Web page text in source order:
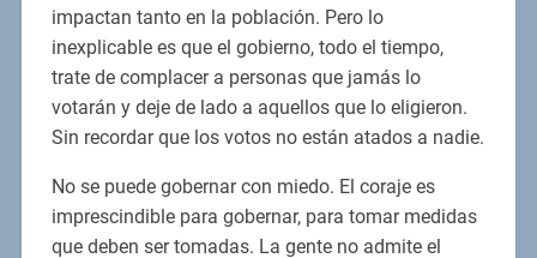
impactan tanto en la población. Pero lo
inexplicable es que el gobierno, todo el tiempo,
trate de complacer a personas que jamás lo
votarán y deje de lado a aquellos que lo eligieron.
Sin recordar que los votos no están atados a nadie.
No se puede gobernar con miedo. El coraje es
imprescindible para gobernar, para tomar medidas
que deben ser tomadas. La gente no admite el